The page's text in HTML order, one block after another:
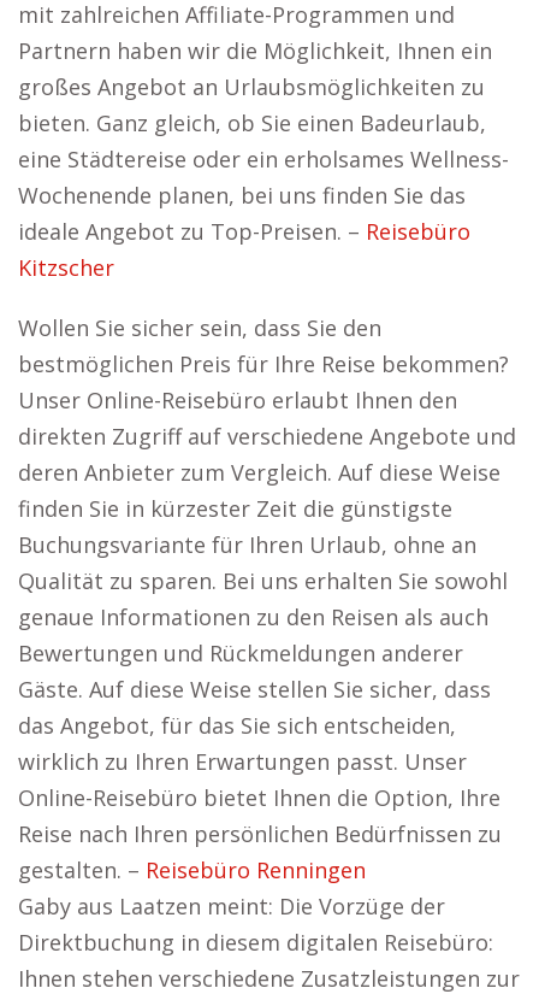
mit zahlreichen Affiliate-Programmen und
Partnern haben wir die Möglichkeit, Ihnen ein
großes Angebot an Urlaubsmöglichkeiten zu
bieten. Ganz gleich, ob Sie einen Badeurlaub,
eine Städtereise oder ein erholsames Wellness-
Wochenende planen, bei uns finden Sie das
ideale Angebot zu Top-Preisen. – Reisebüro
Kitzscher
Wollen Sie sicher sein, dass Sie den
bestmöglichen Preis für Ihre Reise bekommen?
Unser Online-Reisebüro erlaubt Ihnen den
direkten Zugriff auf verschiedene Angebote und
deren Anbieter zum Vergleich. Auf diese Weise
finden Sie in kürzester Zeit die günstigste
Buchungsvariante für Ihren Urlaub, ohne an
Qualität zu sparen. Bei uns erhalten Sie sowohl
genaue Informationen zu den Reisen als auch
Bewertungen und Rückmeldungen anderer
Gäste. Auf diese Weise stellen Sie sicher, dass
das Angebot, für das Sie sich entscheiden,
wirklich zu Ihren Erwartungen passt. Unser
Online-Reisebüro bietet Ihnen die Option, Ihre
Reise nach Ihren persönlichen Bedürfnissen zu
gestalten. – Reisebüro Renningen
Gaby aus Laatzen meint: Die Vorzüge der
Direktbuchung in diesem digitalen Reisebüro:
Ihnen stehen verschiedene Zusatzleistungen zur